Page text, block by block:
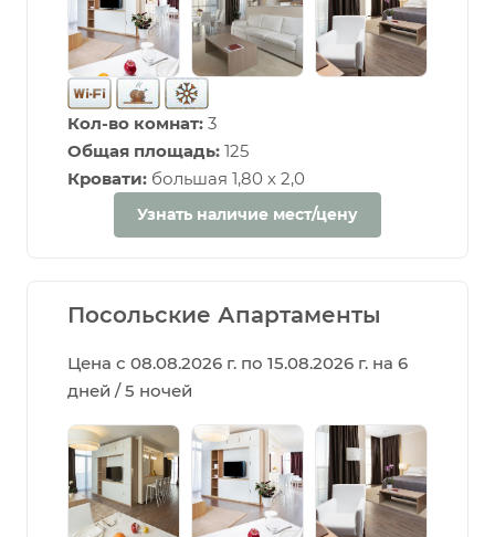
Кол-во комнат: 3
Общая площадь: 125
Кровати: большая 1,80 х 2,0
Узнать наличие мест/цену
Посольские Апартаменты
Цена с 08.08.2026 г. по 15.08.2026 г. на 6
дней / 5 ночей